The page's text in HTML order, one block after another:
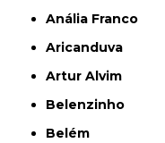
Anália Franco
Aricanduva
Artur Alvim
Belenzinho
Belém